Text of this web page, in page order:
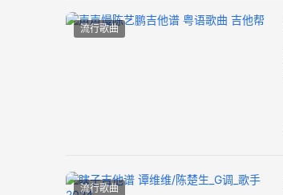
流行歌曲
流行歌曲